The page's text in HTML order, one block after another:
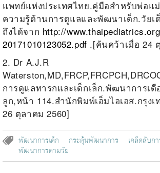
แพทย์แห่งประเทศไทย.คู่มือสำหรับพ่อแ
ความรู้ด้านการดูแลและพัฒนาเด็ก.วัยเ
ถึงได้จาก http://
20171010123052.pdf .[ค้นคว้าเมื่อ 24
2. Dr A.J.R
การดูแลทารกและเด็กเล็ก.พัฒนาการเ
ลูก,หน้า 114.สำนักพิมพ์เอ็มไอเอส.กรุง
26 ตุลาคม 2560]
พัฒนาการเด็ก กระตุ้นพัฒนาการ
เคล็ดลับก
พัฒนาการตามวัย